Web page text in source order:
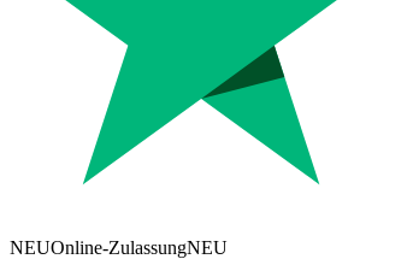
NEUOnline-ZulassungNEU